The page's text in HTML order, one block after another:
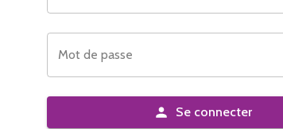
Mot de passe
Se connecter